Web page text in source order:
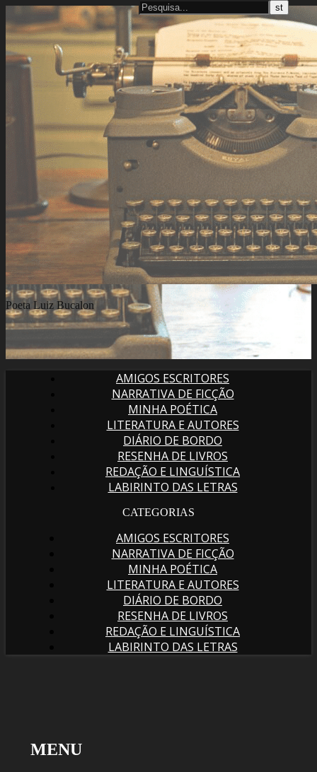
Poeta Luiz Bucalon
AMIGOS ESCRITORES
NARRATIVA DE FICÇÃO
MINHA POÉTICA
LITERATURA E AUTORES
DIÁRIO DE BORDO
RESENHA DE LIVROS
REDAÇÃO E LINGUÍSTICA
LABIRINTO DAS LETRAS
CATEGORIAS
AMIGOS ESCRITORES
NARRATIVA DE FICÇÃO
MINHA POÉTICA
LITERATURA E AUTORES
DIÁRIO DE BORDO
RESENHA DE LIVROS
REDAÇÃO E LINGUÍSTICA
LABIRINTO DAS LETRAS
MENU